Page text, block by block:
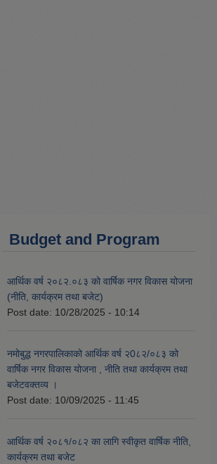
Budget and Program
आर्थिक वर्ष २०८२.०८३ को वार्षिक नगर विकास योजना
(नीति, कार्यक्रम तथा बजेट)
Post date: 10/28/2025 - 10:14
नमोबुद्ध नगरपालिकाको आर्थिक वर्ष २0८२/०८३ को
वार्षिक नगर विकास योजना , नीति तथा कार्यक्रम तथा
बजेटवक्तव्य ।
Post date: 10/09/2025 - 11:45
आर्थिक वर्ष २०८१/०८२ का लागि स्वीकृत वार्षिक नीति,
कार्यक्रम तथा बजेट